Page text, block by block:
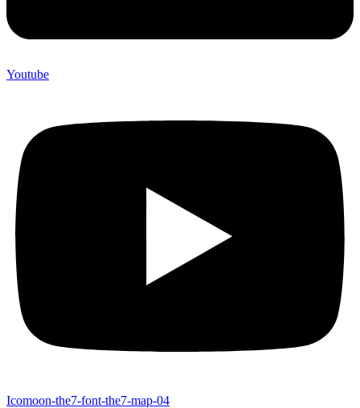
Youtube
Icomoon-the7-font-the7-map-04